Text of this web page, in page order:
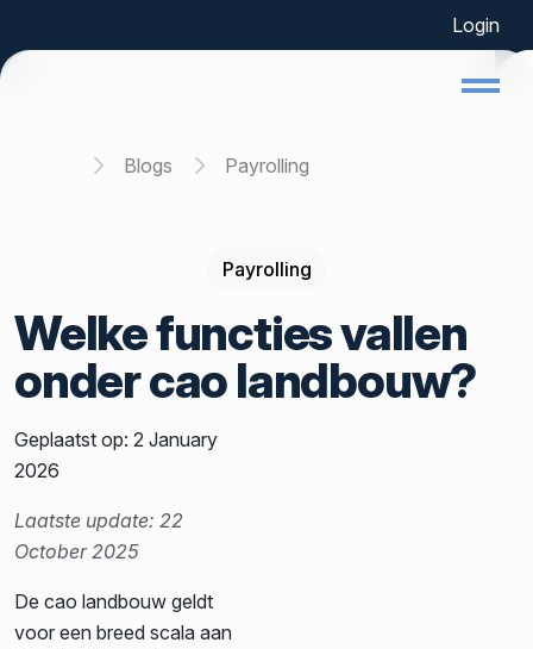
Login
Home Blogs Payrolling
Payrolling
Welke functies vallen
onder cao landbouw?
Geplaatst op: 2 January
2026
Laatste update: 22
October 2025
De cao landbouw geldt
voor een breed scala aan